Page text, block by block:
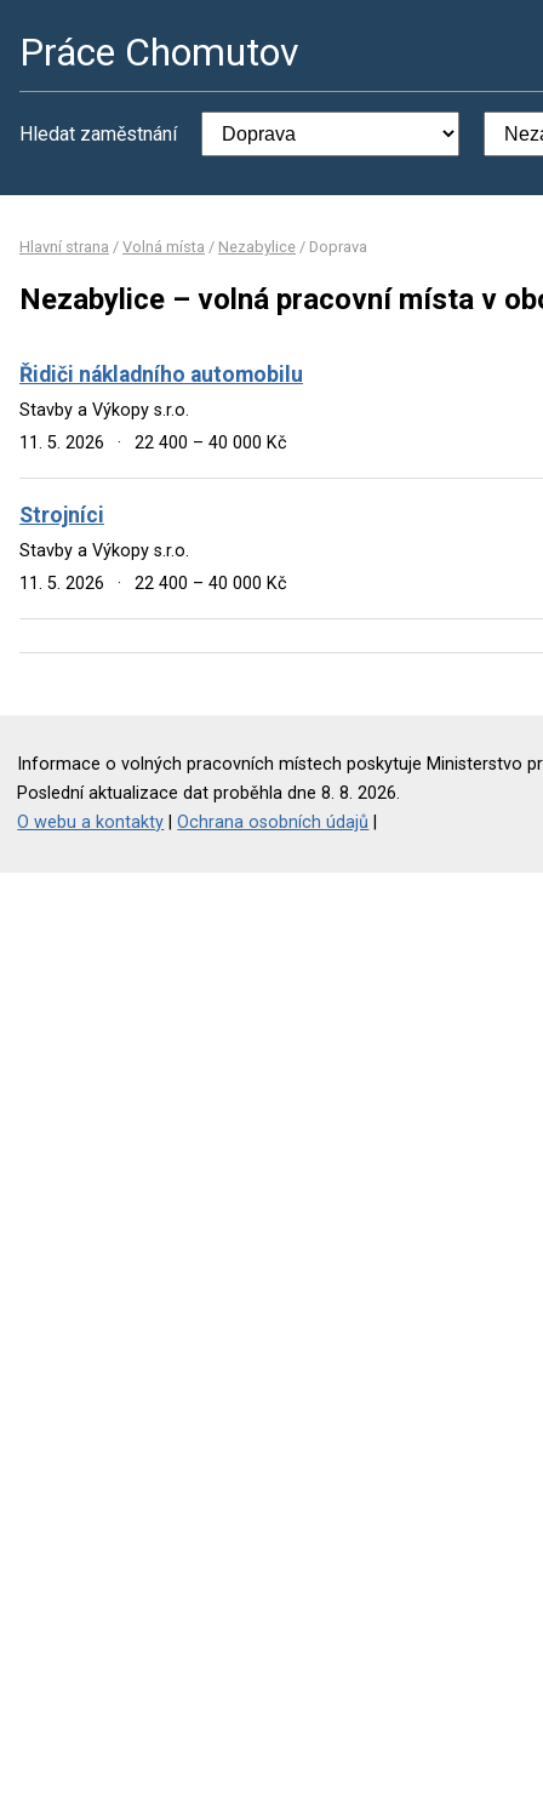
Práce Chomutov
Hledat zaměstnání
Hlavní strana / Volná místa / Nezabylice / Doprava
Nezabylice – volná pracovní místa v
Řidiči nákladního automobilu
Stavby a Výkopy s.r.o.
11. 5. 2026
· 22 400 – 40 000 Kč
Strojníci
Stavby a Výkopy s.r.o.
11. 5. 2026
· 22 400 – 40 000 Kč
Informace o volných pracovních místech poskytuje Ministerstvo
Poslední aktualizace dat proběhla dne 8. 8. 2026.
O webu a kontakty |Ochrana osobních údajů